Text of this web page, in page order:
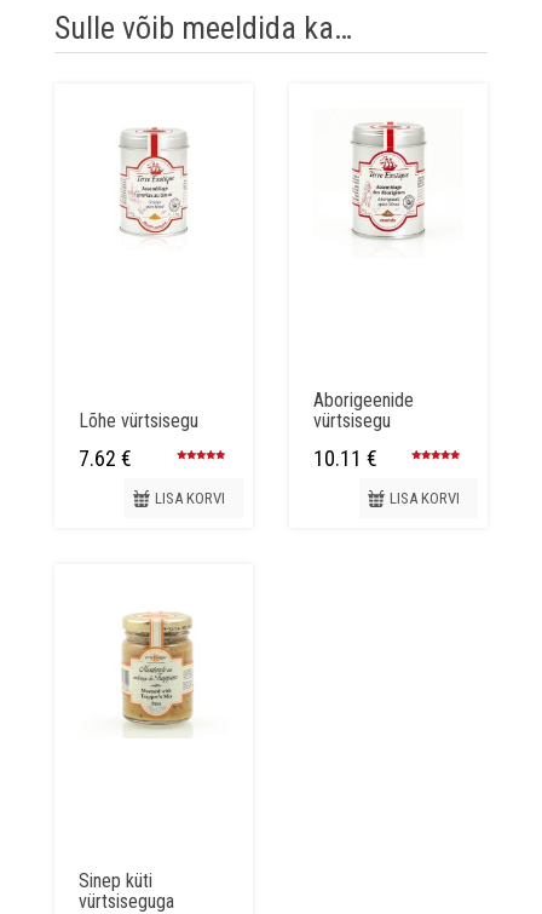
Sulle võib meeldida ka…
Lõhe vürtsisegu
7.62 €
LISA KORVI
Aborigeenide
vürtsisegu
10.11 €
LISA KORVI
Sinep küti
vürtsiseguga